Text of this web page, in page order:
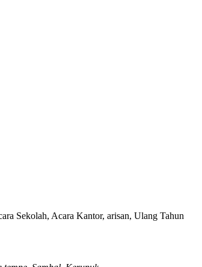
Sekolah, Acara Kantor, arisan, Ulang Tahun